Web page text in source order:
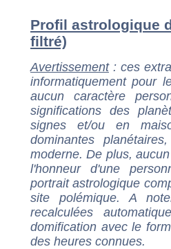
Profil astrologique
filtré)
Avertissement: ces
informatiquement pour
aucun caractère
significations des
signes et/ou en
dominantes
moderne. De plus,
l'honneur d'une
portrait astrologique
site polémique. A
recalculées
domification avec le
des heures connues.